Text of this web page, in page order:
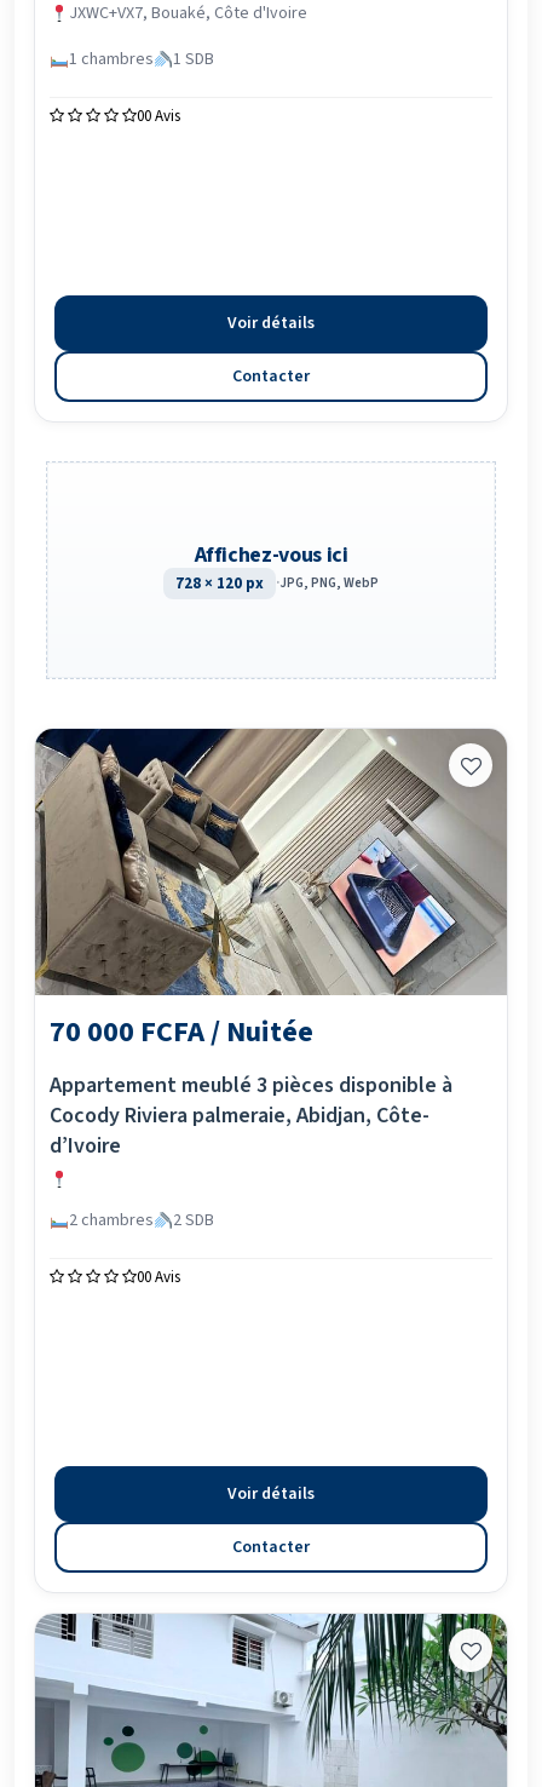
JXWC+VX7, Bouaké, Côte d'Ivoire
1 chambres
1 SDB
00 Avis
Voir détails
Contacter
Affichez-vous ici
728 × 120 px ·JPG, PNG, WebP
70 000 FCFA / Nuitée
Appartement meublé 3 pièces disponible à
Cocody Riviera palmeraie, Abidjan, Côte-
d’Ivoire
2 chambres 2 SDB
00 Avis
Voir détails
Contacter